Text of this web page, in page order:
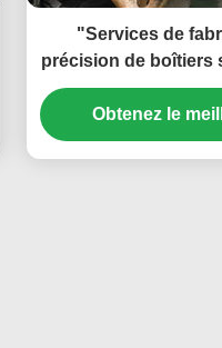
"Services de
précision de boîtiers
acier inoxydable
Obtenez le